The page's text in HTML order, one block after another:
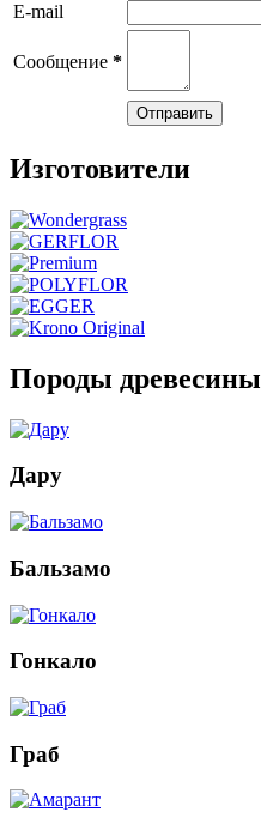
E-mail
Сообщение *
Изготовители
Породы древесины
Дару
Бальзамо
Гонкало
Граб